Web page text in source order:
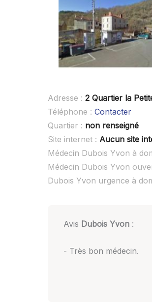
Adresse : 2 Quartier la
Téléphone : Contacter
Quartier : non renseigné
Site internet : Aucun site
Médecin Dubois Yvon à
Médecin Dubois Yvon
Dubois Yvon urgence à
Avis Dubois Yvon :
- Très bon médecin.